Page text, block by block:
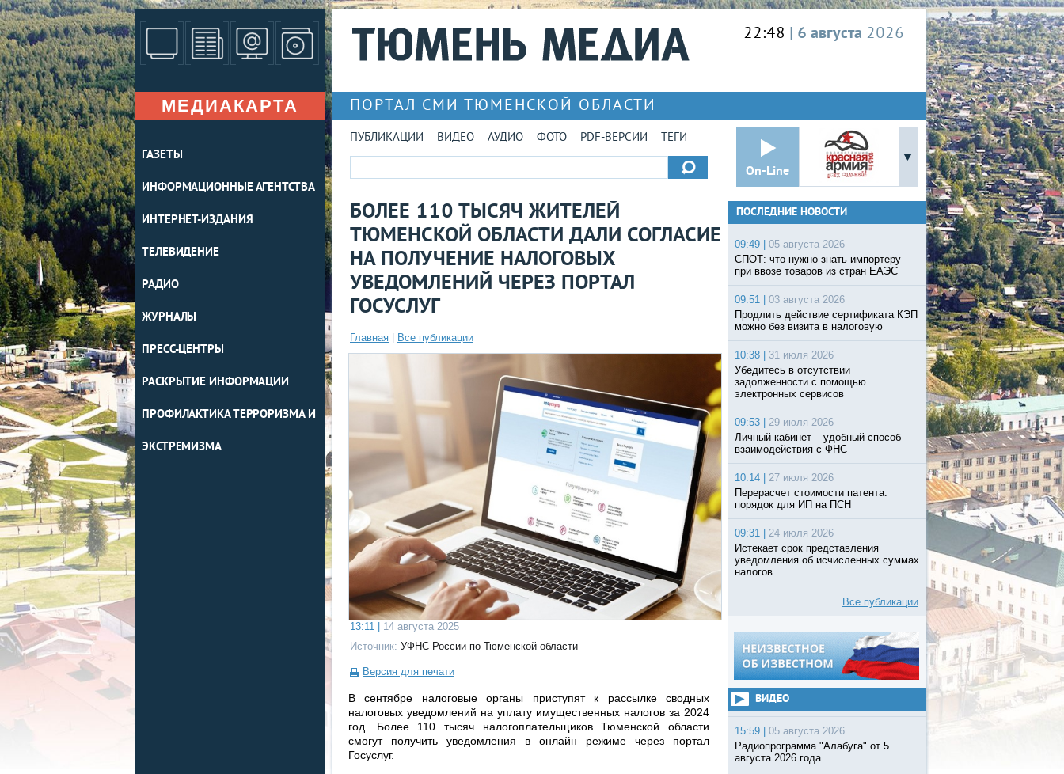
МЕДИАКАРТА
ГАЗЕТЫ
ИНФОРМАЦИОННЫЕ АГЕНТСТВА
ИНТЕРНЕТ-ИЗДАНИЯ
ТЕЛЕВИДЕНИЕ
РАДИО
ЖУРНАЛЫ
ПРЕСС-ЦЕНТРЫ
РАСКРЫТИЕ ИНФОРМАЦИИ
ПРОФИЛАКТИКА ТЕРРОРИЗМА И
ЭКСТРЕМИЗМА
22:48 | 6 августа 2026
ПОРТАЛ СМИ ТЮМЕНСКОЙ ОБЛАСТИ
ПУБЛИКАЦИИ ВИДЕО АУДИО ФОТО PDF-ВЕРСИИ ТЕГИ
On-Line
БОЛЕЕ 110 ТЫСЯЧ ЖИТЕЛЕЙ
ТЮМЕНСКОЙ ОБЛАСТИ ДАЛИ СОГЛАСИЕ
НА ПОЛУЧЕНИЕ НАЛОГОВЫХ
УВЕДОМЛЕНИЙ ЧЕРЕЗ ПОРТАЛ
ГОСУСЛУГ
Главная Все публикации
13:11 |
14 августа 2025
Источник: УФНС России по Тюменской области
Версия для печати
В сентябре налоговые органы приступят к рассылке сводных
налоговых уведомлений на уплату имущественных налогов за 2024
год. Более 110 тысяч налогоплательщиков Тюменской области
смогут получить уведомления в онлайн режиме через портал
Госуслуг.
ПОСЛЕДНИЕ НОВОСТИ
09:49 |
05 августа 2026
СПОТ: что нужно знать импортеру
при ввозе товаров из стран ЕАЭС
09:51 |
03 августа 2026
Продлить действие сертификата КЭП
можно без визита в налоговую
10:38 |
31 июля 2026
Убедитесь в отсутствии
задолженности с помощью
электронных сервисов
09:53 |
29 июля 2026
Личный кабинет – удобный способ
взаимодействия с ФНС
10:14 |
27 июля 2026
Перерасчет стоимости патента:
порядок для ИП на ПСН
09:31 |
24 июля 2026
Истекает срок представления
уведомления об исчисленных суммах
налогов
Все публикации
ВИДЕО
15:59 |
05 августа 2026
Радиопрограмма "Алабуга" от 5
августа 2026 года